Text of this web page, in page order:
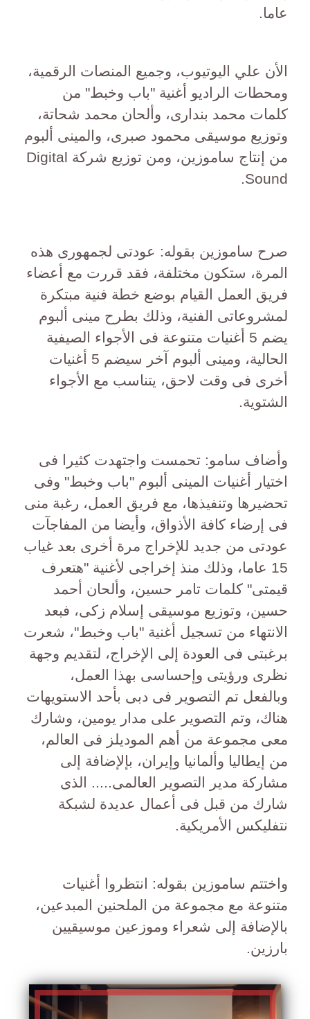
عاما.
الأن علي اليوتيوب، وجميع المنصات الرقمية،
ومحطات الراديو أغنية "باب وخبط" من
كلمات محمد بندارى، وألحان محمد شحاتة،
وتوزيع موسيقى محمود صبرى، والمينى ألبوم
من إنتاج ساموزين، ومن توزيع شركة Digital
Sound.
صرح ساموزين بقوله: عودتى لجمهورى هذه
المرة، ستكون مختلفة، فقد قررت مع أعضاء
فريق العمل القيام بوضع خطة فنية مبتكرة
لمشروعاتى الفنية، وذلك بطرح مينى ألبوم
يضم 5 أغنيات متنوعة فى الأجواء الصيفية
الحالية، ومينى ألبوم آخر سيضم 5 أغنيات
أخرى فى وقت لاحق، يتناسب مع الأجواء
الشتوية.
وأضاف سامو: تحمست واجتهدت كثيرا فى
اختيار أغنيات المينى ألبوم "باب وخبط" وفى
تحضيرها وتنفيذها، مع فريق العمل، رغبة منى
فى إرضاء كافة الأذواق، وأيضا من المفاجآت
عودتى من جديد للإخراج مرة أخرى بعد غياب
15 عاما، وذلك منذ إخراجى لأغنية "هتعرف
قيمتى" كلمات تامر حسين، وألحان أحمد
حسين، وتوزيع موسيقى إسلام زكى، فبعد
الانتهاء من تسجيل أغنية "باب وخبط"، شعرت
برغبتى فى العودة إلى الإخراج، لتقديم وجهة
نظرى ورؤيتى وإحساسى بهذا العمل،
وبالفعل تم التصوير فى دبى بأحد الاستويهات
هناك، وتم التصوير على مدار يومين، وشارك
معى مجموعة من أهم الموديلز فى العالم،
من إيطاليا وألمانيا وإيران، بإلإضافة إلى
مشاركة مدير التصوير العالمى..... الذى
شارك من قبل فى أعمال عديدة لشبكة
نتفليكس الأمريكية.
واختتم ساموزين بقوله: انتظروا أغنيات
متنوعة مع مجموعة من الملحنين المبدعين،
بالإضافة إلى شعراء وموزعين موسيقيين
بارزين.